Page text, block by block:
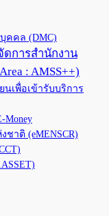
คคล (DMC)
การสำนักงาน
: AMSS++)
นเพื่อเข้ารับบริการ
Money
าติ (eMENSCR)